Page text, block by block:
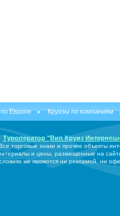
Европе Круизы по компаниям
Туроператор "Вип Круиз
торговые знаки и прочие объекты
и цены, размещенные на
не являются ни рекламой, ни